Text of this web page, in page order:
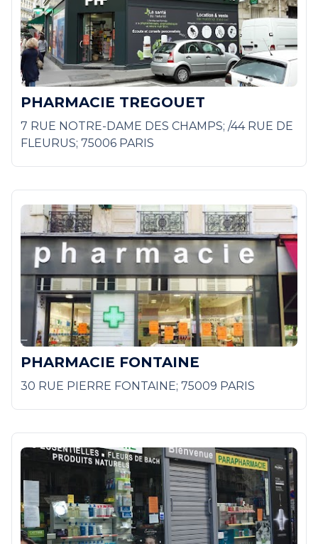
PHARMACIE TREGOUET
7 RUE NOTRE-DAME DES CHAMPS; /44 RUE DE
FLEURUS; 75006 PARIS
PHARMACIE FONTAINE
30 RUE PIERRE FONTAINE; 75009 PARIS